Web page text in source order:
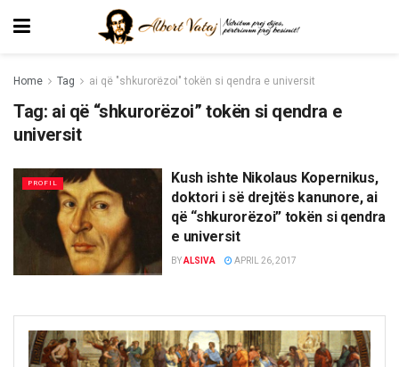
Home Tag ai që "shkurorëzoi" tokën si qendra e universit
Tag: ai që “shkurorëzoi” tokën si qendra e
universit
PROFIL
Kush ishte Nikolaus Kopernikus,
doktori i së drejtës kanunore, ai
që “shkurorëzoi” tokën si qendra
e universit
BYALSIVA APRIL 26, 2017